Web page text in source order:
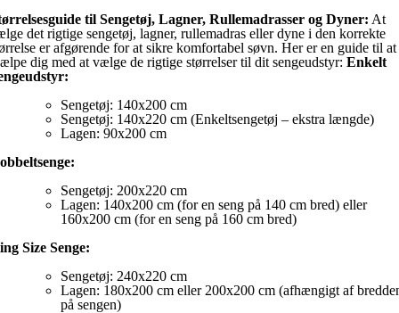
til Sengetøj, Lagner, Rullemadrasser og Dyner: At
det rigtige sengetøj, lagner, rullemadras eller dyne i den korrekte
er afgørende for at sikre komfortabel søvn. Her er en guide til at
dig med at vælge de rigtige størrelser til dit sengeudstyr: Enkelt
Sengetøj: 140x200 cm
Sengetøj: 140x220 cm (Enkeltsengetøj – ekstra længde)
Lagen: 90x200 cm
Sengetøj: 200x220 cm
Lagen: 140x200 cm (for en seng på 140 cm bred) eller
160x200 cm (for en seng på 160 cm bred)
Size Senge:
Sengetøj: 240x220 cm
Lagen: 180x200 cm eller 200x200 cm (afhængigt af
på sengen)